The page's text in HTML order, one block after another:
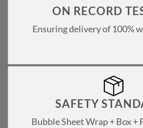
ON RECORD
Ensuring delivery of 100%
SAFETY
Bubble Sheet Wrap + Box +